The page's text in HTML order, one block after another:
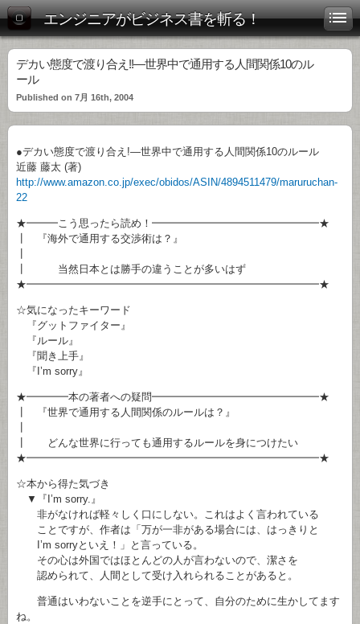
エンジニアがビジネス書を斬る！
デカい態度で渡り合え!!―世界中で通用する人間関係10のル
ール
Published on 7月 16th, 2004
●デカい態度で渡り合え!―世界中で通用する人間関係10のルール
近藤 藤太 (著)
http://www.amazon.co.jp/exec/obidos/ASIN/4894511479/maruruchan-
22
★━━━こう思ったら読め！━━━━━━━━━━━━━━━━★
┃ 『海外で通用する交渉術は？』
┃ 当然日本とは勝手の違うことが多いはず
★━━━━━━━━━━━━━━━━━━━━━━━━━━━━★
☆気になったキーワード
『グットファイター』
『ルール』
『聞き上手』
『I’m sorry』
★━━━━本の著者への疑問━━━━━━━━━━━━━━━━★
┃ 『世界で通用する人間関係のルールは？』
┃ どんな世界に行っても通用するルールを身につけたい
★━━━━━━━━━━━━━━━━━━━━━━━━━━━━★
☆本から得た気づき
▼『I’m sorry.』
非がなければ軽々しく口にしない。これはよく言われている
ことですが、作者は「万が一非がある場合には、はっきりと
I’m sorryといえ！」と言っている。
その心は外国ではほとんどの人が言わないので、潔さを
認められて、人間として受け入れられることがあると。
普通はいわないことを逆手にとって、自分のために生かしてます
ね。